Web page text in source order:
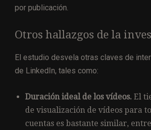
por publicación.
Otros hallazgos de la
El estudio desvela otras claves de
de LinkedIn, tales como:
Duración ideal de los vídeos. El
de visualización de vídeos para
cuentas es bastante similar,